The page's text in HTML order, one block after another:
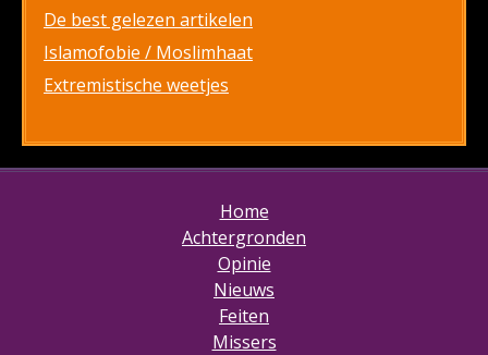
De best gelezen artikelen
Islamofobie / Moslimhaat
Extremistische weetjes
Home
Achtergronden
Opinie
Nieuws
Feiten
Missers